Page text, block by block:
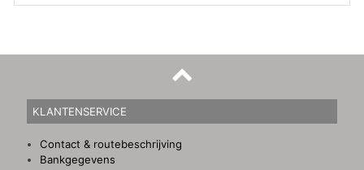
KLANTENSERVICE
Contact & routebeschrijving
Bankgegevens